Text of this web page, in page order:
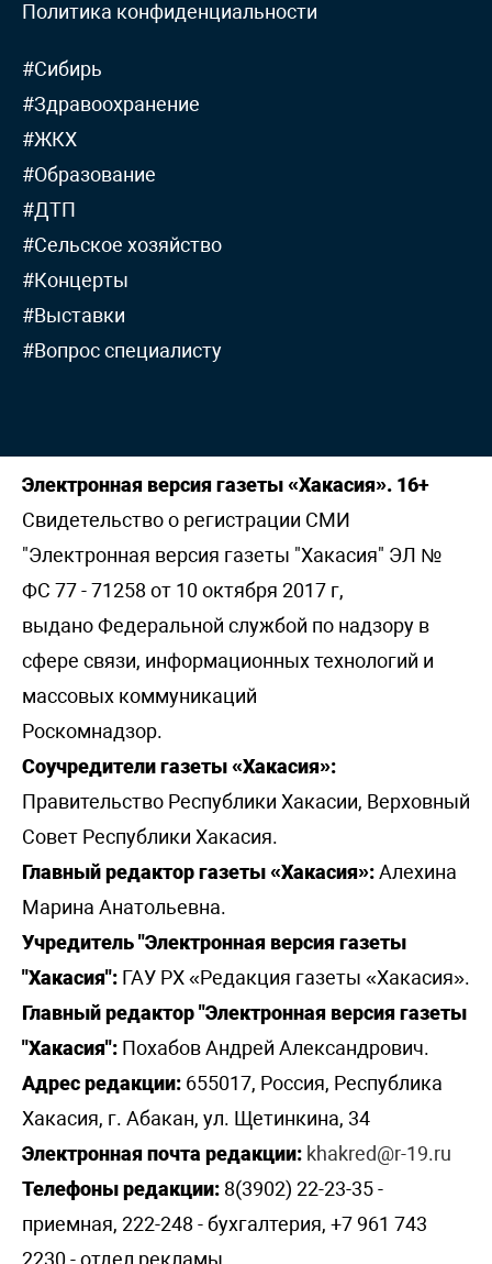
Политика конфиденциальности
#Сибирь
#Здравоохранение
#ЖКХ
#Образование
#ДТП
#Сельское хозяйство
#Концерты
#Выставки
#Вопрос специалисту
Электронная версия газеты «Хакасия». 16+
Свидетельство о регистрации СМИ
"Электронная версия газеты "Хакасия" ЭЛ №
ФС 77 - 71258 от 10 октября 2017 г,
выдано Федеральной службой по надзору в
сфере связи, информационных технологий и
массовых коммуникаций
Роскомнадзор.
Соучредители газеты «Хакасия»:
Правительство Республики Хакасии, Верховный
Совет Республики Хакасия.
Главный редактор газеты «Хакасия»:Алехина
Марина Анатольевна.
Учредитель "Электронная версия газеты
"Хакасия": ГАУ РХ «Редакция газеты «Хакасия».
Главный редактор "Электронная версия газеты
"Хакасия": Похабов Андрей Александрович.
Адрес редакции: 655017, Россия, Республика
Хакасия, г. Абакан, ул. Щетинкина, 34
Электронная почта редакции: khakred@r-19.ru
Телефоны редакции: 8(3902) 22-23-35 -
приемная, 222-248 - бухгалтерия, +7 961 743
2230 - отдел рекламы,